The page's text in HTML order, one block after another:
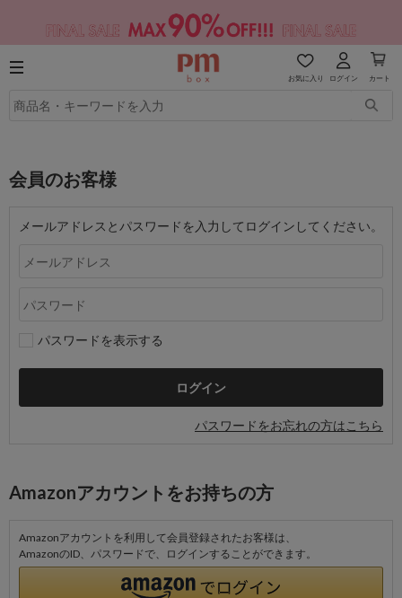
お気に入り ログイン カート
会員のお客様
メールアドレスとパスワードを入力してログインしてください。
パスワードを表示する
パスワードをお忘れの方はこちら
Amazonアカウントをお持ちの方
Amazonアカウントを利用して会員登録されたお客様は、
AmazonのID、パスワードで、ログインすることができます。